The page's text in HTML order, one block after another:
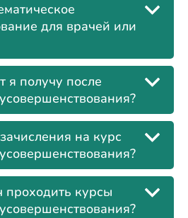
для врачей или
я получу после
на курс
проходить курсы